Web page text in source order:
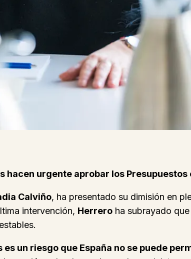
urgente aprobar los
Calviño, ha presentado su dimisión en
intervención, Herrero ha subrayado
es un riesgo que España no se puede